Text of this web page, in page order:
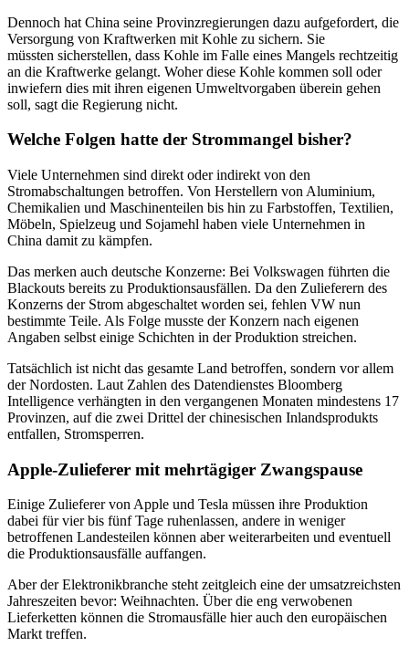
Dennoch hat China seine Provinzregierungen dazu aufgefordert, die
Versorgung von Kraftwerken mit Kohle zu sichern. Sie
müssten sicherstellen, dass Kohle im Falle eines Mangels rechtzeitig
an die Kraftwerke gelangt. Woher diese Kohle kommen soll oder
inwiefern dies mit ihren eigenen Umweltvorgaben überein gehen
soll, sagt die Regierung nicht.
Welche Folgen hatte der Strommangel bisher?
Viele Unternehmen sind direkt oder indirekt von den
Stromabschaltungen betroffen. Von Herstellern von Aluminium,
Chemikalien und Maschinenteilen bis hin zu Farbstoffen, Textilien,
Möbeln, Spielzeug und Sojamehl haben viele Unternehmen in
China damit zu kämpfen.
Das merken auch deutsche Konzerne: Bei Volkswagen führten die
Blackouts bereits zu Produktionsausfällen. Da den Zulieferern des
Konzerns der Strom abgeschaltet worden sei, fehlen VW nun
bestimmte Teile. Als Folge musste der Konzern nach eigenen
Angaben selbst einige Schichten in der Produktion streichen.
Tatsächlich ist nicht das gesamte Land betroffen, sondern vor allem
der Nordosten. Laut Zahlen des Datendienstes Bloomberg
Intelligence verhängten in den vergangenen Monaten mindestens 17
Provinzen, auf die zwei Drittel der chinesischen Inlandsprodukts
entfallen, Stromsperren.
Apple-Zulieferer mit mehrtägiger Zwangspause
Einige Zulieferer von Apple und Tesla müssen ihre Produktion
dabei für vier bis fünf Tage ruhenlassen, andere in weniger
betroffenen Landesteilen können aber weiterarbeiten und eventuell
die Produktionsausfälle auffangen.
Aber der Elektronikbranche steht zeitgleich eine der umsatzreichsten
Jahreszeiten bevor: Weihnachten. Über die eng verwobenen
Lieferketten können die Stromausfälle hier auch den europäischen
Markt treffen.